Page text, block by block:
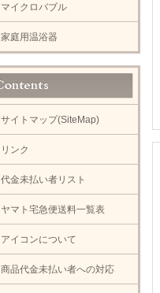
マイクロバブル
家庭用温浴器
サイトマップ(SiteMap)
リンク
代金未払い者リスト
ヤマト宅急便送料一覧表
アイコンについて
商品代金未払い者への対応